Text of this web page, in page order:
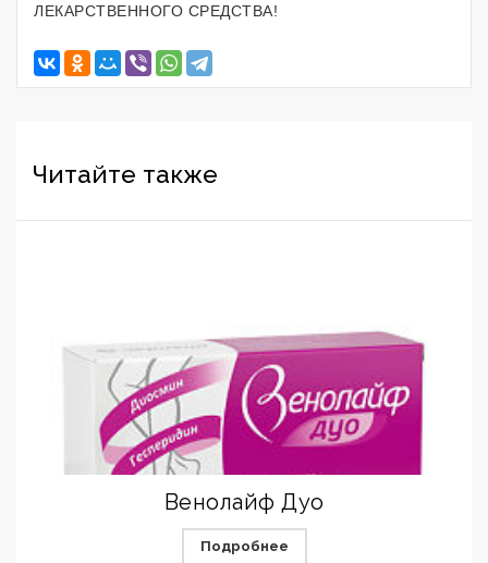
ЛЕКАРСТВЕННОГО СРЕДСТВА!
Читайте также
Венолайф ­Дуо
Подробнее